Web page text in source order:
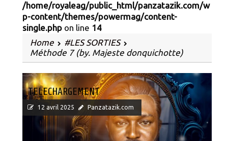
/home/royaleag/public_html/panzatazik.com/w
p-content/themes/powermag/content-
single.php on line 14
Home
#LES SORTIES
Méthode 7 (by. Majeste donquichotte)
TELECHARGEMENT
12 avril 2025 Panzatazik.com